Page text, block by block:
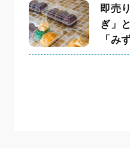
即売
ぎ」
「み